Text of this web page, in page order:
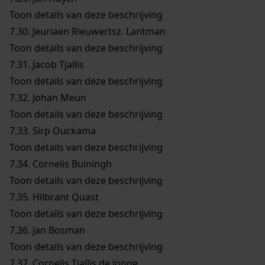
Toon details van deze beschrijving
7.30. Jeuriaen Rieuwertsz. Lantman
Toon details van deze beschrijving
7.31. Jacob Tjallis
Toon details van deze beschrijving
7.32. Johan Meun
Toon details van deze beschrijving
7.33. Sirp Ouckama
Toon details van deze beschrijving
7.34. Cornelis Buiningh
Toon details van deze beschrijving
7.35. Hilbrant Quast
Toon details van deze beschrijving
7.36. Jan Bosman
Toon details van deze beschrijving